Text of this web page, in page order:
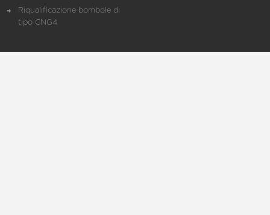
Riqualificazione bombole di
tipo CNG4